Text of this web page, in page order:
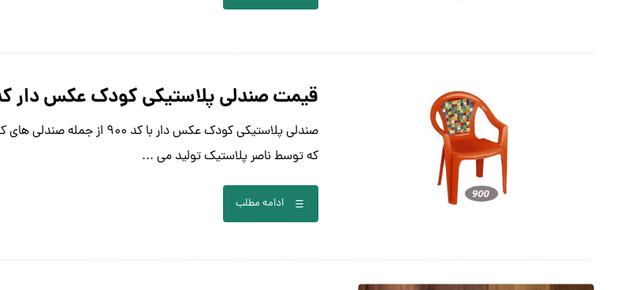
قیمت صندلی پلاستیکی کودک عکس دار کد
صندلی پلاستیکی کودک عکس دار با کد ۹۰۰ از
که توسط ناصر پلاستیک تولید می ...
ادامه مطلب